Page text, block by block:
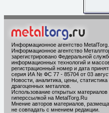
Информационное агентство
Информационное агентство
зарегистрировано Федеральной
информационных технологий и
регистрационный номер и дата
серия ИА № ФС 77 - 85704 от 03
Новости, аналитика, цены,
драгоценных металлов.
Использование открытых
гиперссылкой на MetalTorg.Ru
Мнение авторов материалов,
не совпадать с мнением редакции.